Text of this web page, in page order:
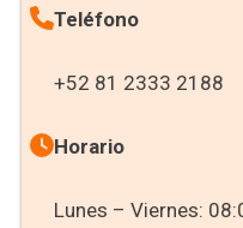
Teléfono
+52 81 2333 2188
Horario
Lunes – Viernes: